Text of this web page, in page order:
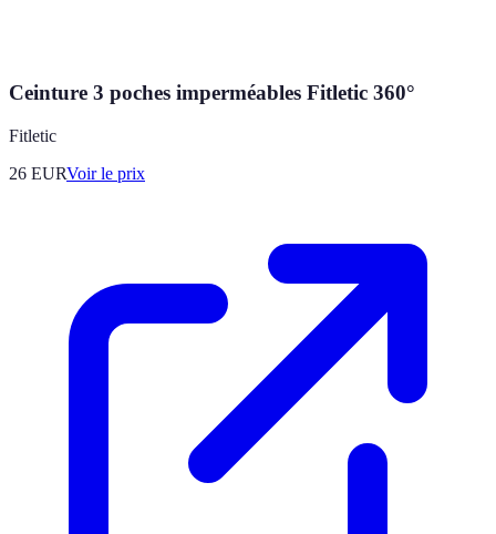
Ceinture 3 poches imperméables Fitletic 360°
Fitletic
26 EURVoir le prix